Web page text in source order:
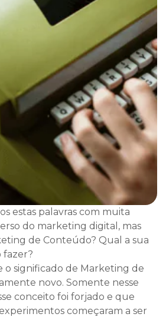
estas palavras com muita
do marketing digital, mas
de Conteúdo? Qual a sua
fazer?
o significado de Marketing de
novo. Somente nesse
conceito foi forjado e que
começaram a ser